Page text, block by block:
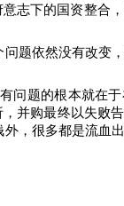
志下的国资整合
题依然没有改变
问题的根本就在
并购最终以失败
，很多都是流血